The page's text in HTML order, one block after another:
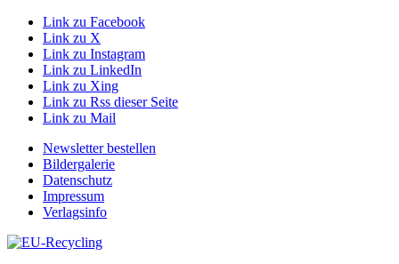
Link zu Facebook
Link zu X
Link zu Instagram
Link zu LinkedIn
Link zu Xing
Link zu Rss dieser Seite
Link zu Mail
Newsletter bestellen
Bildergalerie
Datenschutz
Impressum
Verlagsinfo